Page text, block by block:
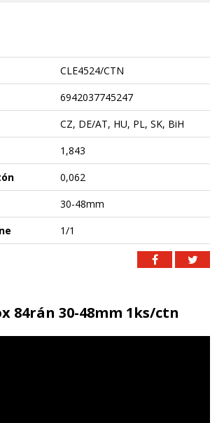
CLE4524/CTN
6942037745247
CZ, DE/AT, HU, PL, SK, BiH
1,843
0,062
30-48mm
1/1
84rán 30-48mm 1ks/ctn